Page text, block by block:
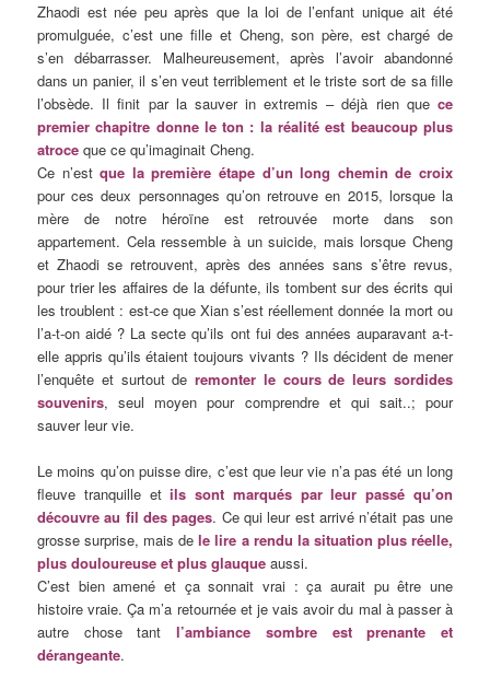
Zhaodi est née peu après que la loi de l’enfant unique ait été
promulguée, c’est une fille et Cheng, son père, est chargé de
s’en débarrasser. Malheureusement, après l’avoir abandonné
dans un panier, il s’en veut terriblement et le triste sort de sa fille
l’obsède. Il finit par la sauver in extremis – déjà rien que ce
premier chapitre donne le ton : la réalité est beaucoup plus
atroce que ce qu’imaginait Cheng.
Ce n’estque la première étape d’un long chemin de croix
pour ces deux personnages qu’on retrouve en 2015, lorsque la
mère de notre héroïne est retrouvée morte dans son
appartement. Cela ressemble à un suicide, mais lorsque Cheng
et Zhaodi se retrouvent, après des années sans s’être revus,
pour trier les affaires de la défunte, ils tombent sur des écrits qui
les troublent : est-ce que Xian s’est réellement donnée la mort ou
l’a-t-on aidé ? La secte qu’ils ont fui des années auparavant a-t-
elle appris qu’ils étaient toujours vivants ? Ils décident de mener
l’enquête et surtout deremonter le cours de leurs sordides
souvenirs, seul moyen pour comprendre et qui sait..; pour
sauver leur vie.
Le moins qu’on puisse dire, c’est que leur vie n’a pas été un long
fleuve tranquille etils sont marqués par leur passé qu’on
découvre au fil des pages. Ce qui leur est arrivé n’était pas une
grosse surprise, mais dele lire a rendu la situation plus réelle,
plus douloureuse et plus glauque aussi.
C’est bien amené et ça sonnait vrai : ça aurait pu être une
histoire vraie. Ça m’a retournée et je vais avoir du mal à passer à
autre chose tantl’ambiance sombre est prenante et
dérangeante.